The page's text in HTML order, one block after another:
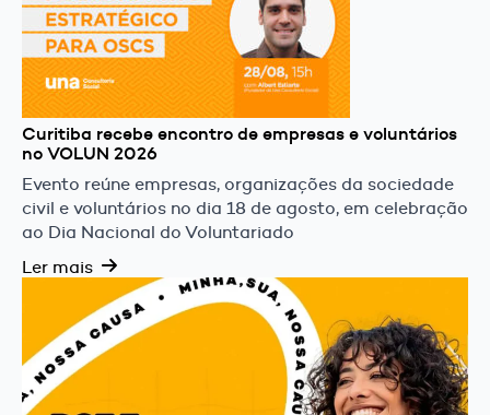
Curitiba recebe encontro de empresas e voluntários
no VOLUN 2026
Evento reúne empresas, organizações da sociedade
civil e voluntários no dia 18 de agosto, em celebração
ao Dia Nacional do Voluntariado
Ler mais